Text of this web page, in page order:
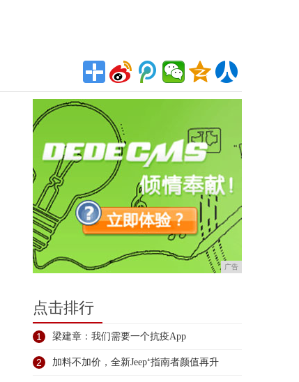
广告
点击排行
1 梁建章：我们需要一个抗疫App
2 加料不加价，全新Jeep⁺指南者颜值再升